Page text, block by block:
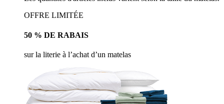
OFFRE LIMITÉE
50 % DE RABAIS
sur la literie à l’achat d’un matelas